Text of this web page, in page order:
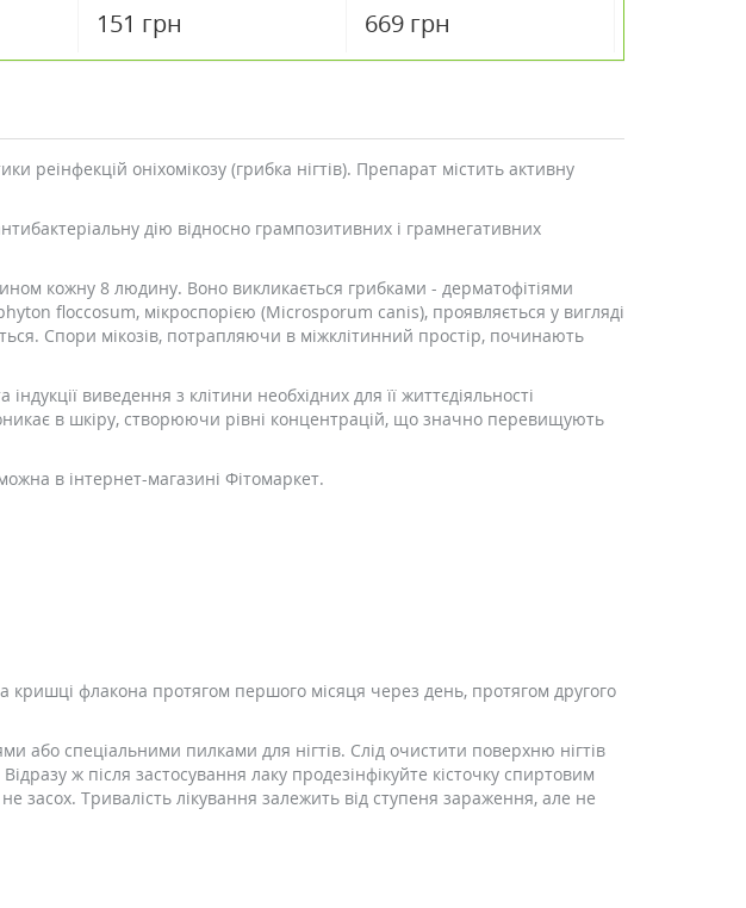
151 грн 669 грн
реінфекцій оніхомікозу (грибка нігтів). Препарат містить активну
дію відносно грампозитивних і грамнегативних
кожну 8 людину. Воно викликається грибками - дерматофітіями
floccosum, мікроспорією (Microsporum canis), проявляється у вигляді
Спори мікозів, потрапляючи в міжклітинний простір, починають
виведення з клітини необхідних для її життєдіяльності
в шкіру, створюючи рівні концентрацій, що значно перевищують
в інтернет-магазині Фітомаркет.
флакона протягом першого місяця через день, протягом другого
або спеціальними пилками для нігтів. Слід очистити поверхню нігтів
ж після застосування лаку продезінфікуйте кісточку спиртовим
Тривалість лікування залежить від ступеня зараження, але не